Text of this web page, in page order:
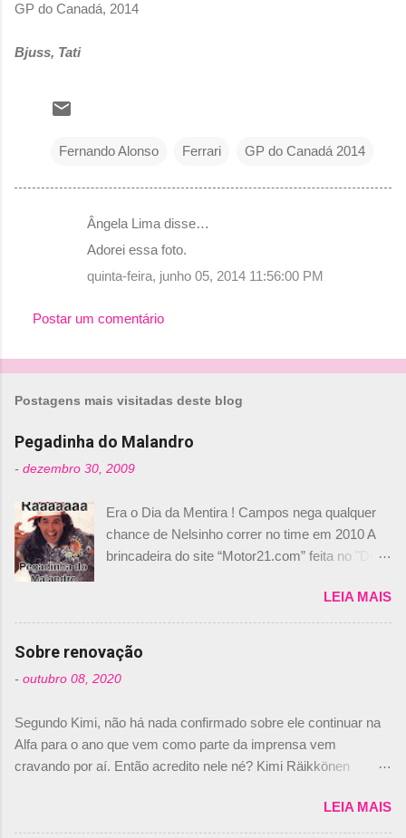
GP do Canadá, 2014
Bjuss, Tati
Fernando Alonso Ferrari GP do Canadá 2014
t
i
Ângela Lima disse…
Adorei essa foto.
quinta-feira, junho 05, 2014 11:56:00 PM
Postar um comentário
Postagens mais visitadas deste blog
Pegadinha do Malandro
- dezembro 30, 2009
Era o Dia da Mentira ! Campos nega qualquer
chance de Nelsinho correr no time em 2010 A
brincadeira do site “Motor21.com” feita no "Día
de abril –, afirmando que Nelson Piquet havia
comprado 15% das ações da Campos, dando,
com isso, um lugar no time a Nelsinho Piquet,
foi esclarecida de uma vez por todas por
Daniele Audetto, diretor da escuderia. O
não será o companheiro de Bruno Senna em
2010. "Na verdade, nós recebemos uma oferta
de Piquet", admitiu Audetto. “Mas depois de ter
dois brasileiros”, explicou, dizendo ainda que
LEIA MAIS
Sobre renovação
- outubro 08, 2020
Segundo Kimi, não há nada confirmado sobre ele continuar na
Alfa para o ano que vem como parte da imprensa vem
cravando por aí. Então acredito nele né? Kimi Räikkönen
truth but I’ve never had an option in my contract so that’s
should, pretty much, tell you that it’s not true." #Kimi7 #EifelGP
LEIA MAIS